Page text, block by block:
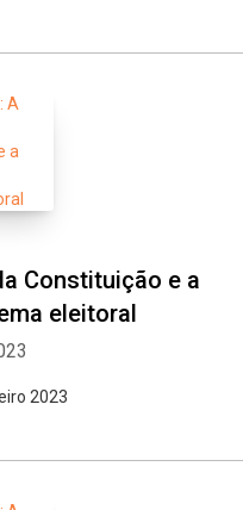
Constituição e a
eleitoral
2023